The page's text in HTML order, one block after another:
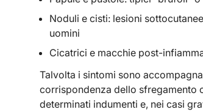
Noduli e cisti: lesioni
uomini
Cicatrici e macchie post-
Talvolta i sintomi sono
corrispondenza dello sfregamento
determinati indumenti e, nei casi